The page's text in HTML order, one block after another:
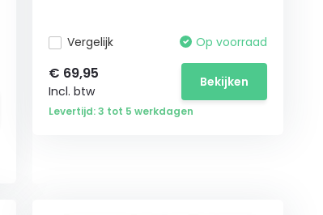
Vergelijk Op voorraad
€ 69,95
Incl. btw
Bekijken
Levertijd: 3 tot 5 werkdagen